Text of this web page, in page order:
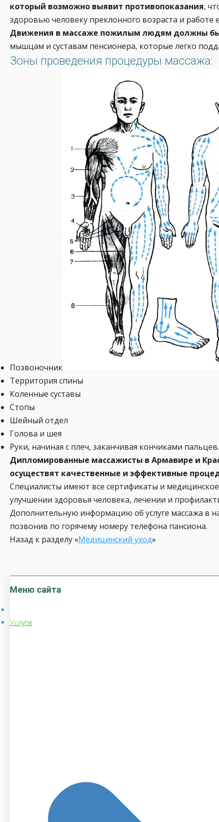
который возможно выявит противопоказания,
здоровью человеку преклонного возраста и работе
Движения в массаже пожилым людям должны
мышцам и суставам пенсионера, которые легко
Зоны проведения процедуры массажа:
Позвоночник
Территория спины
Коленные суставы
Стопы
Шейный отдел
Голова и шея
Руки, начиная с плеч, заканчивая кончиками пальцев.
Дипломированные массажисты в Армавире и
осуществят качественные и эффективные
Специалисты имеют все сертификаты и
улучшении здоровья человека, лечении и
Дополнительную информацию об услуге массажа в
позвонив по горячему номеру телефона пансиона.
Назад к разделу «Медицинский уход»
Меню сайта
Услуги